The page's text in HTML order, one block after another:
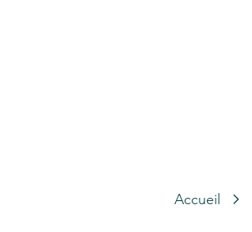
Accueil